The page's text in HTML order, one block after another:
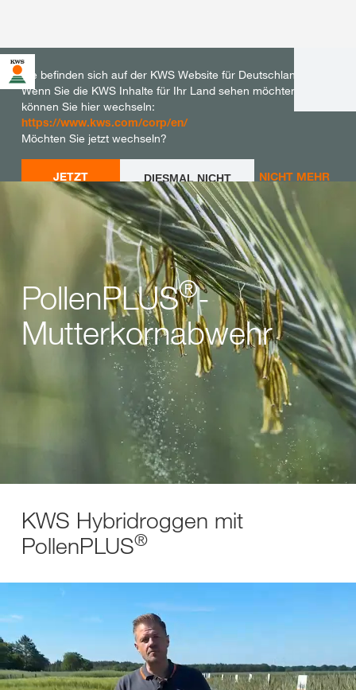
Sie befinden sich auf der KWS Website für Deutschland.
Wenn Sie die KWS Inhalte für Ihr Land sehen möchten,
können Sie hier wechseln:
https://www.kws.com/corp/en/
Möchten Sie jetzt wechseln?
JETZT
WECHSELN
DIESMAL NICHT
WECHSELN
NICHT MEHR
FRAGEN
PollenPLUS®-
Mutterkornabwehr
KWS Hybridroggen mit
PollenPLUS®